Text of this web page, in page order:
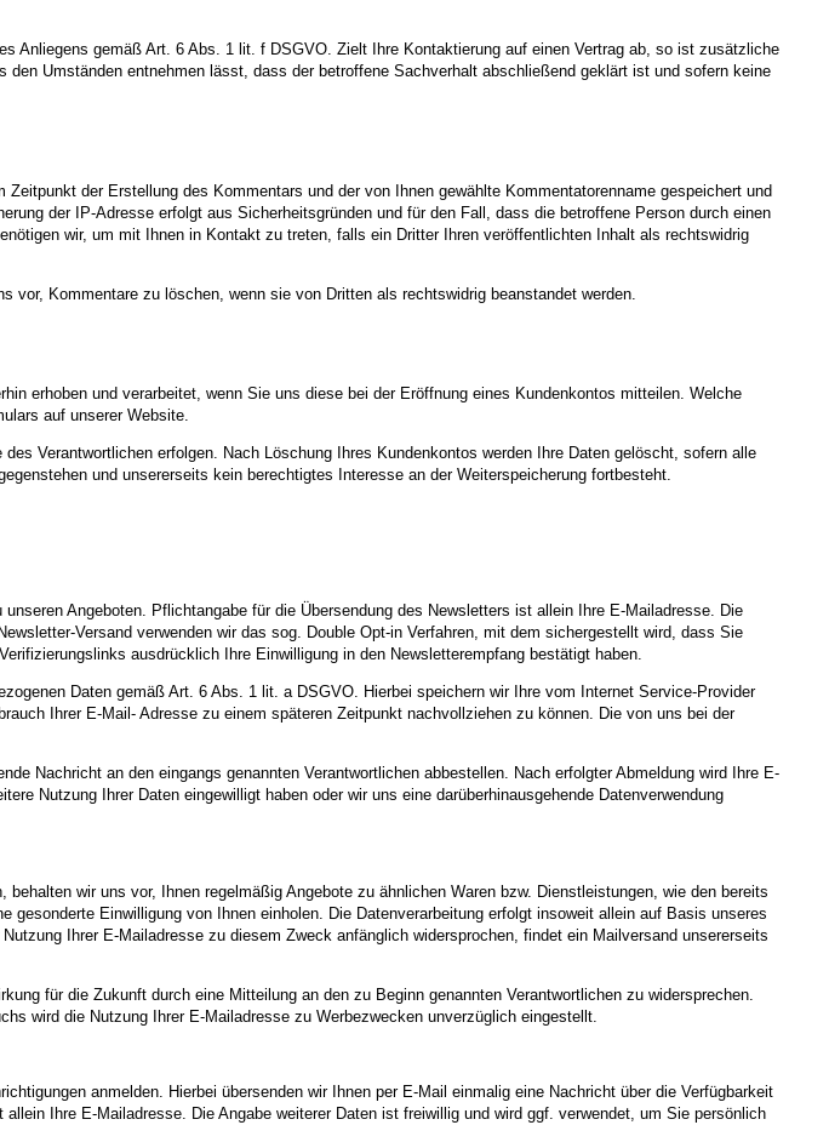
Anliegens gemäß Art. 6 Abs. 1 lit. f DSGVO. Zielt Ihre Kontaktierung auf einen Vertrag ab, so ist zusätzliche
Umständen entnehmen lässt, dass der betroffene Sachverhalt abschließend geklärt ist und sofern keine
der Erstellung des Kommentars und der von Ihnen gewählte Kommentatorenname gespeichert und
der IP-Adresse erfolgt aus Sicherheitsgründen und für den Fall, dass die betroffene Person durch einen
wir, um mit Ihnen in Kontakt zu treten, falls ein Dritter Ihren veröffentlichten Inhalt als rechtswidrig
vor, Kommentare zu löschen, wenn sie von Dritten als rechtswidrig beanstandet werden.
erhoben und verarbeitet, wenn Sie uns diese bei der Eröffnung eines Kundenkontos mitteilen. Welche
auf unserer Website.
Verantwortlichen erfolgen. Nach Löschung Ihres Kundenkontos werden Ihre Daten gelöscht, sofern alle
und unsererseits kein berechtigtes Interesse an der Weiterspeicherung fortbesteht.
Angeboten. Pflichtangabe für die Übersendung des Newsletters ist allein Ihre E-Mailadresse. Die
Versand verwenden wir das sog. Double Opt-in Verfahren, mit dem sichergestellt wird, dass Sie
ausdrücklich Ihre Einwilligung in den Newsletterempfang bestätigt haben.
Daten gemäß Art. 6 Abs. 1 lit. a DSGVO. Hierbei speichern wir Ihre vom Internet Service-Provider
Ihrer E-Mail- Adresse zu einem späteren Zeitpunkt nachvollziehen zu können. Die von uns bei der
Nachricht an den eingangs genannten Verantwortlichen abbestellen. Nach erfolgter Abmeldung wird Ihre E-
Nutzung Ihrer Daten eingewilligt haben oder wir uns eine darüberhinausgehende Datenverwendung
wir uns vor, Ihnen regelmäßig Angebote zu ähnlichen Waren bzw. Dienstleistungen, wie den bereits
Einwilligung von Ihnen einholen. Die Datenverarbeitung erfolgt insoweit allein auf Basis unseres
Ihrer E-Mailadresse zu diesem Zweck anfänglich widersprochen, findet ein Mailversand unsererseits
für die Zukunft durch eine Mitteilung an den zu Beginn genannten Verantwortlichen zu widersprechen.
wird die Nutzung Ihrer E-Mailadresse zu Werbezwecken unverzüglich eingestellt.
anmelden. Hierbei übersenden wir Ihnen per E-Mail einmalig eine Nachricht über die Verfügbarkeit
Ihre E-Mailadresse. Die Angabe weiterer Daten ist freiwillig und wird ggf. verwendet, um Sie persönlich